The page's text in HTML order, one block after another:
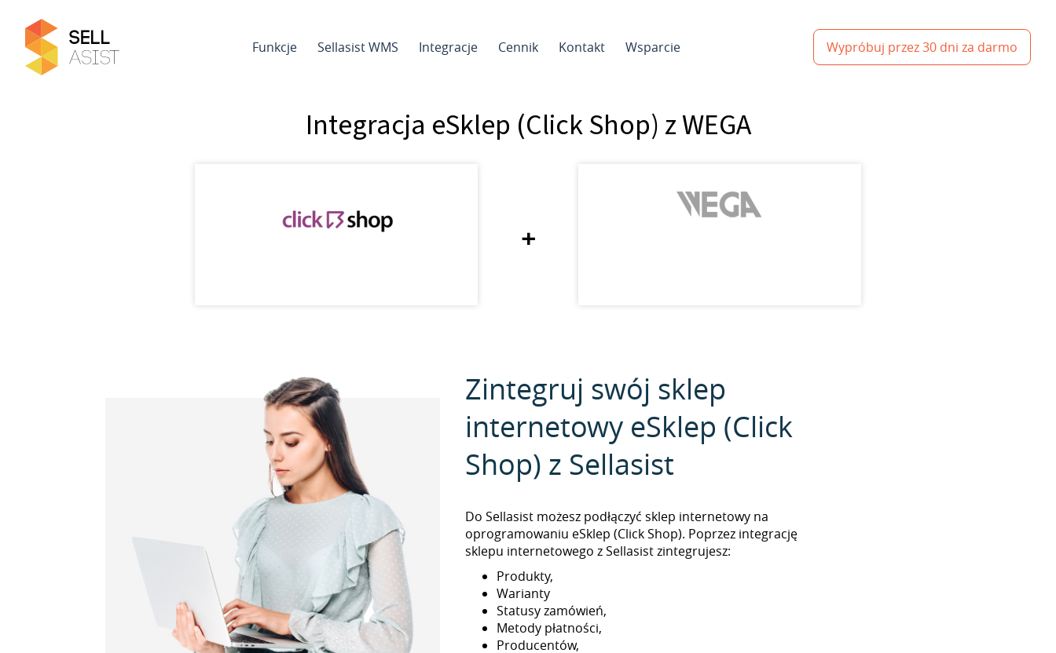
Funkcje Sellasist WMS Integracje Cennik Kontakt Wsparcie Wypróbuj przez 30 dni za darmo
Integracja eSklep (Click Shop) z WEGA
+
Zintegruj swój sklep
internetowy eSklep (Click
Shop) z Sellasist
Do Sellasist możesz podłączyć sklep internetowy na
oprogramowaniu eSklep (Click Shop). Poprzez integrację
sklepu internetowego z Sellasist zintegrujesz:
Produkty,
Warianty
Statusy zamówień,
Metody płatności,
Producentów,